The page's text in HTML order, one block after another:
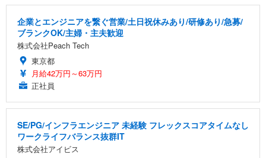
企業とエンジニアを繋ぐ営業/土日祝休みあり/研修あり/急募/
ブランクOK/主婦・主夫歓迎
株式会社Peach Tech
東京都
月給42万円～63万円
正社員
SE/PG/インフラエンジニア 未経験 フレックスコアタイムなし
ワークライフバランス抜群IT
株式会社アイビス